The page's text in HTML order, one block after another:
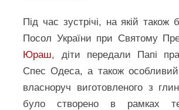
Під час зустрічі, на якій також
Посол України при Святому
Юраш, діти передали Папі
Спес Одеса, а також
власноруч виготовленого з
було створено в рамках